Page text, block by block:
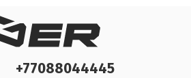
+77088044445